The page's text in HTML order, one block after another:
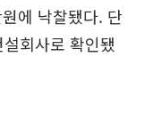
에 낙찰됐다. 단
회사로 확인됐